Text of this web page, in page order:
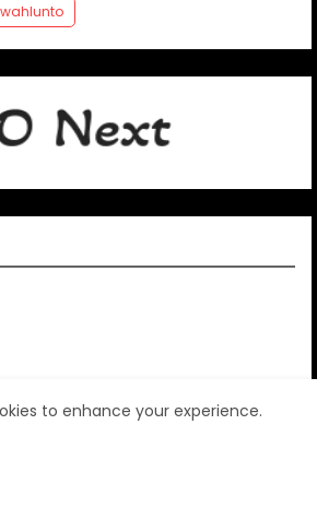
Informasi Aktual
to enhance your experience.